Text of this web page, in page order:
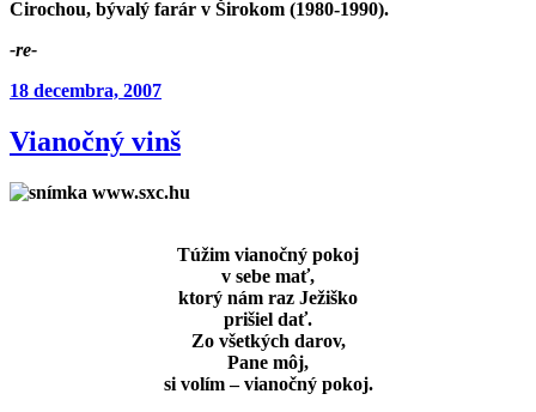
Cirochou, bývalý farár v Širokom (1980-1990).
-re-
Publikované
18 decembra, 2007
Vianočný vinš
Túžim vianočný pokoj
v sebe mať,
ktorý nám raz Ježiško
prišiel dať.
Zo všetkých darov,
Pane môj,
si volím – vianočný pokoj.